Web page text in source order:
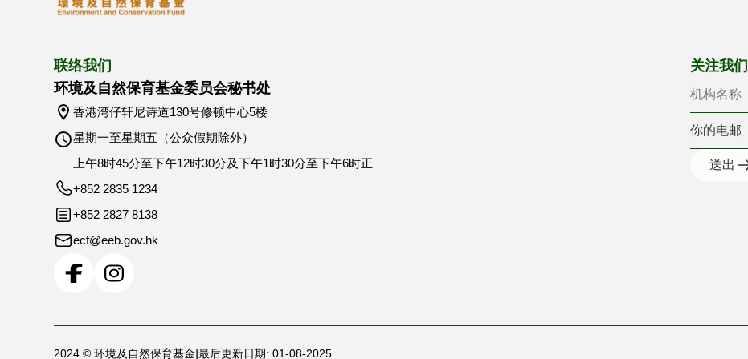
联络我们
环境及自然保育基金委员会秘书处
香港湾仔轩尼诗道130号修顿中心5楼
星期一至星期五（公众假期除外）
上午8时45分至下午12时30分及下午1时30分至下午6时正
+852 2835 1234
+852 2827 8138
ecf@eeb.gov.hk
关注我们
机构名称
你的电邮
送出
2024 © 环境及自然保育基金 |最后更新日期: 01-08-2025